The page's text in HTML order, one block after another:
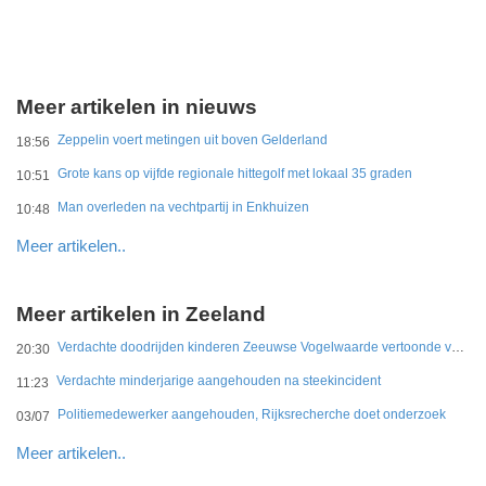
Meer artikelen in nieuws
18:56 Zeppelin voert metingen uit boven Gelderland
10:51 Grote kans op vijfde regionale hittegolf met lokaal 35 graden
10:48 Man overleden na vechtpartij in Enkhuizen
Meer artikelen..
Meer artikelen in Zeeland
20:30 Verdachte doodrijden kinderen Zeeuwse Vogelwaarde vertoonde veel vaker onverantwoord rijgedrag
11:23 Verdachte minderjarige aangehouden na steekincident
03/07 Politiemedewerker aangehouden, Rijksrecherche doet onderzoek
Meer artikelen..